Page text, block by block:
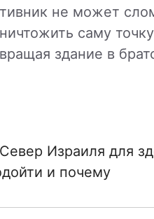
не может
саму точку
здание в
Израиля для